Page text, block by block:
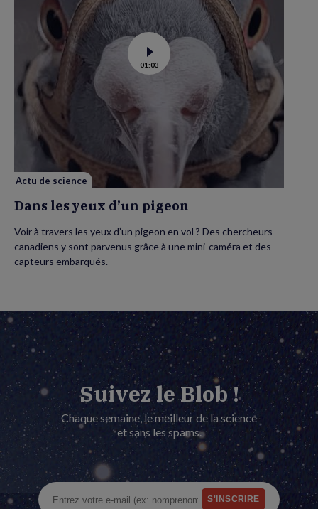
Voir
la
vidéo
01:03
Actu de science
Dans les yeux d’un pigeon
Voir à travers les yeux d’un pigeon en vol ? Des chercheurs
canadiens y sont parvenus grâce à une mini-caméra et des
capteurs embarqués.
Suivez le Blob !
Chaque semaine, le meilleur de la science
et sans les spams.